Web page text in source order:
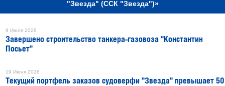
"Звезда" (ССК "Звезда")»
9 Июля 2026
Завершено строительство танкера-газовоза "Константин
Посьет"
19 Июня 2026
Текущий портфель заказов судоверфи "Звезда" превышает 50